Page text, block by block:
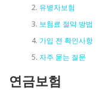
유병자보험
보험료 절약 방법
가입 전 확인사항
자주 묻는 질문
연금보험